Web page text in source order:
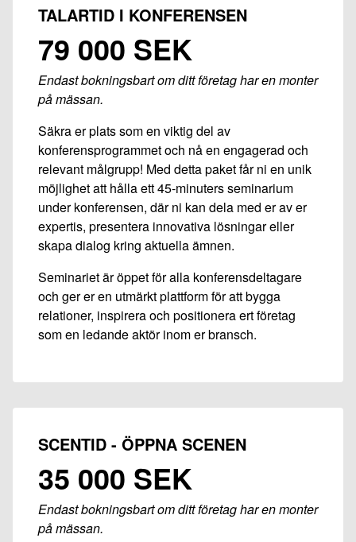
TALARTID I KONFERENSEN
79 000 SEK
Endast bokningsbart om ditt företag har en monter
på mässan.
Säkra er plats som en viktig del av
konferensprogrammet och nå en engagerad och
relevant målgrupp! Med detta paket får ni en unik
möjlighet att hålla ett 45-minuters seminarium
under konferensen, där ni kan dela med er av er
expertis, presentera innovativa lösningar eller
skapa dialog kring aktuella ämnen.
Seminariet är öppet för alla konferensdeltagare
och ger er en utmärkt plattform för att bygga
relationer, inspirera och positionera ert företag
som en ledande aktör inom er bransch.
SCENTID - ÖPPNA SCENEN
35 000 SEK
Endast bokningsbart om ditt företag har en monter
på mässan.